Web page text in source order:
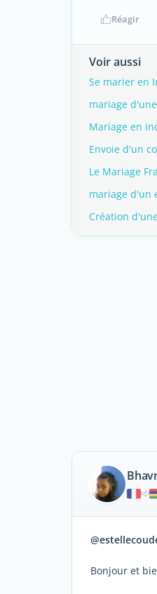
Réagir
Voir aussi
Se marier en
mariage
Mariage en
Envoie d'un
Le Mariage
mariage d'un
Création
Bonjour et